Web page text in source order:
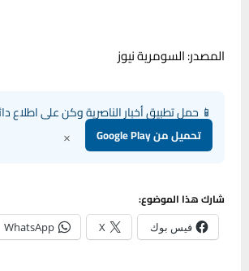
المصدر: السومرية نيوز
📱 حمل تطبيق أخبار الناصرية وكن على اطلاع
تحميل من Google Play ×
شارك هذا الموضوع:
فيس بوك X
WhatsApp